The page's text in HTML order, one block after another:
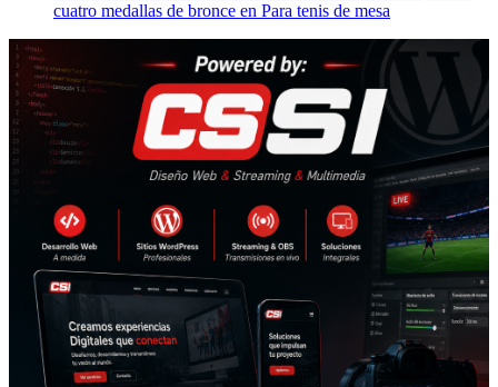
cuatro medallas de bronce en Para tenis de mesa